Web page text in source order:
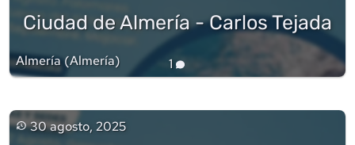
Ciudad de Almería - Carlos Tejada
Almería(Almería) 1
30 agosto, 2025